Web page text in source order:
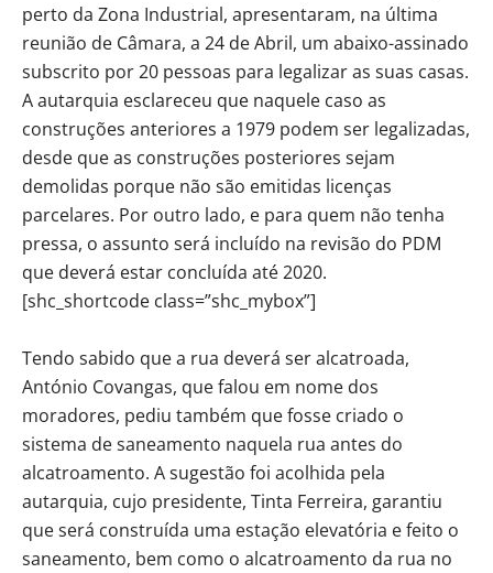
perto da Zona Industrial, apresentaram, na última
reunião de Câmara, a 24 de Abril, um abaixo-assinado
subscrito por 20 pessoas para legalizar as suas casas.
A autarquia esclareceu que naquele caso as
construções anteriores a 1979 podem ser legalizadas,
desde que as construções posteriores sejam
demolidas porque não são emitidas licenças
parcelares. Por outro lado, e para quem não tenha
pressa, o assunto será incluído na revisão do PDM
que deverá estar concluída até 2020.
[shc_shortcode class=”shc_mybox”]
Tendo sabido que a rua deverá ser alcatroada,
António Covangas, que falou em nome dos
moradores, pediu também que fosse criado o
sistema de saneamento naquela rua antes do
alcatroamento. A sugestão foi acolhida pela
autarquia, cujo presidente, Tinta Ferreira, garantiu
que será construída uma estação elevatória e feito o
saneamento, bem como o alcatroamento da rua no